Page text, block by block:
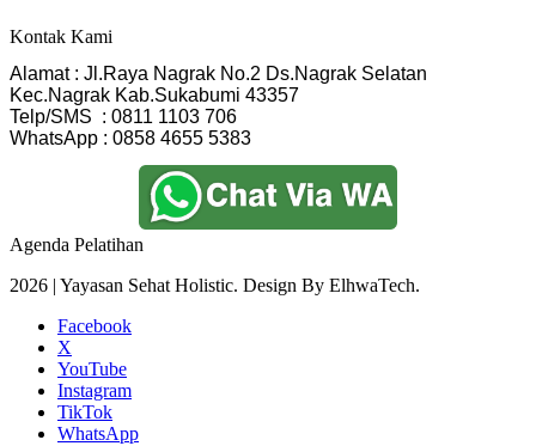
Kontak Kami
Alamat : Jl.Raya Nagrak No.2 Ds.Nagrak Selatan
Kec.Nagrak Kab.Sukabumi 43357
Telp/SMS  : 0811 1103 706
WhatsApp : 0858 4655 5383
Agenda Pelatihan
2026 | Yayasan Sehat Holistic. Design By ElhwaTech.
Facebook
X
YouTube
Instagram
TikTok
WhatsApp